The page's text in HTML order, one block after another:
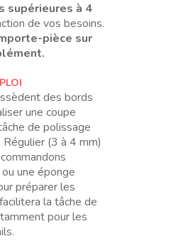
supérieures à 4
de vos besoins.
pièce sur
des bords
une coupe
de polissage
(3 à 4 mm)
une éponge
préparer les
la tâche de
pour les